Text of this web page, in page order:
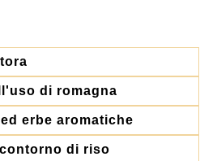
di romagna
erbe aromatiche
di riso